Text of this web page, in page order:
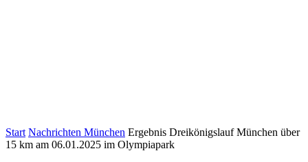
Start Nachrichten München Ergebnis Dreikönigslauf München über
15 km am 06.01.2025 im Olympiapark